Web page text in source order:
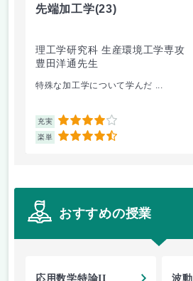
先端加工学(23)
理工学研究科 生産環境工学専攻
豊田洋通先生
特殊な加工学について学んだ ...
充実 4
楽単 4.5
おすすめの授業
応用数学特論II 波動